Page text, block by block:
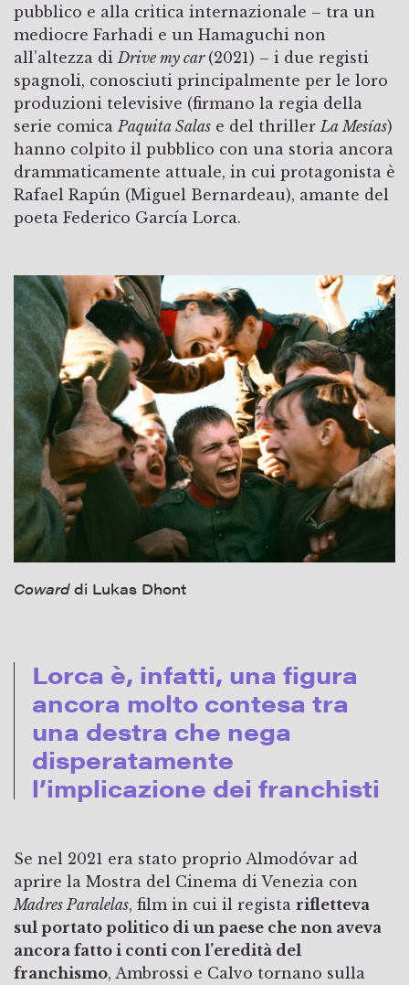
pubblico e alla critica internazionale – tra un
mediocre Farhadi e un Hamaguchi non
all’altezza diDrive my car (2021) – i due registi
spagnoli, conosciuti principalmente per le loro
produzioni televisive (firmano la regia della
serie comicaPaquita Salas e del thrillerLa Mesías)
hanno colpito il pubblico con una storia ancora
drammaticamente attuale, in cui protagonista è
Rafael Rapún (Miguel Bernardeau), amante del
poeta Federico García Lorca.
Cowarddi Lukas Dhont
Lorca è, infatti, una figura
ancora molto contesa tra
una destra che nega
disperatamente
l’implicazione dei franchisti
Se nel 2021 era stato proprio Almodóvar ad
aprire la Mostra del Cinema di Venezia con
Madres Paralelas, film in cui il regista rifletteva
sul portato politico di un paese che non aveva
ancora fatto i conti con l’eredità del
franchismo, Ambrossi e Calvo tornano sulla